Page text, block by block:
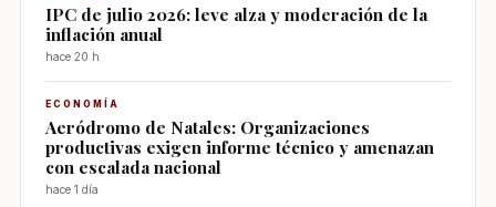
IPC de julio 2026: leve alza y moderación de la
inflación anual
hace 20 h
ECONOMÍA
Aeródromo de Natales: Organizaciones
productivas exigen informe técnico y amenazan
con escalada nacional
hace 1 día